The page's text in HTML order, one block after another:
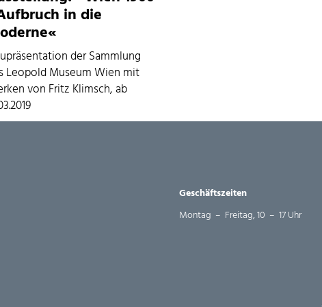
in die
der Sammlung
Leopold Museum Wien mit
von Fritz Klimsch, ab
Geschäftszeiten
Montag – Freitag, 10 – 17 Uhr